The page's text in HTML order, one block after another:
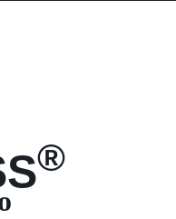
®